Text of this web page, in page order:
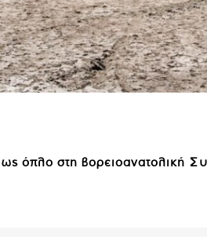
όπλο στη βορειοανατολική